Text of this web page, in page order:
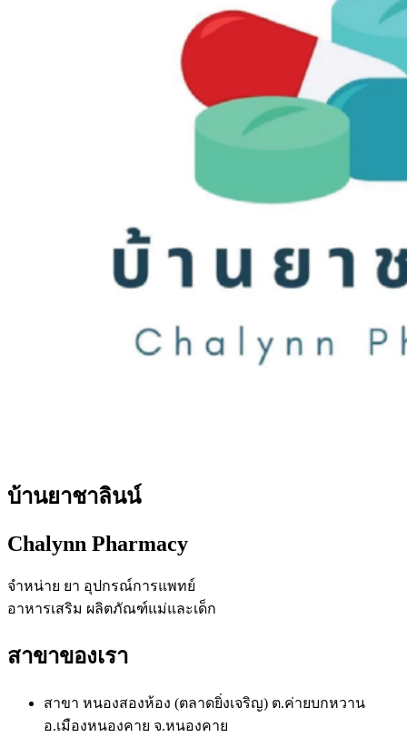
บ้านยาชาลินน์
Chalynn Pharmacy
จำหน่าย ยา อุปกรณ์การแพทย์
อาหารเสริม ผลิตภัณฑ์แม่และเด็ก
สาขาของเรา
สาขา หนองสองห้อง (ตลาดยิ่งเจริญ) ต.ค่ายบกหวาน
อ.เมืองหนองคาย จ.หนองคาย